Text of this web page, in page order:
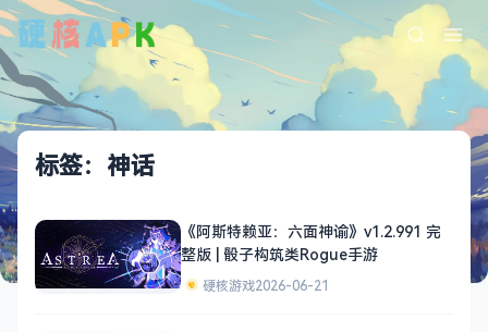
标签：神话
《阿斯特赖亚：六面神谕》v1.2.991 完
整版 | 骰子构筑类Rogue手游
硬核游戏2026-06-21